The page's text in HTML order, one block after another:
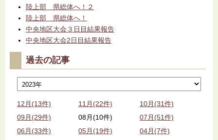
陸上部 県総体へ！２
陸上部 県総体へ！
中央地区大会３日目結果報告
中央地区大会2日目結果報告
過去の記事
12月(13件) 11月(22件)
10月(31件)
09月(29件)
08月(10件)
07月(51件)
06月(33件)
05月(19件)
04月(7件)